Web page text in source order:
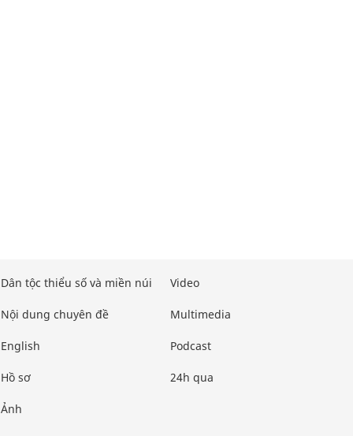
Dân tộc thiểu số và miền núi
Nội dung chuyên đề
English
Hồ sơ
Ảnh
Video
Multimedia
Podcast
24h qua